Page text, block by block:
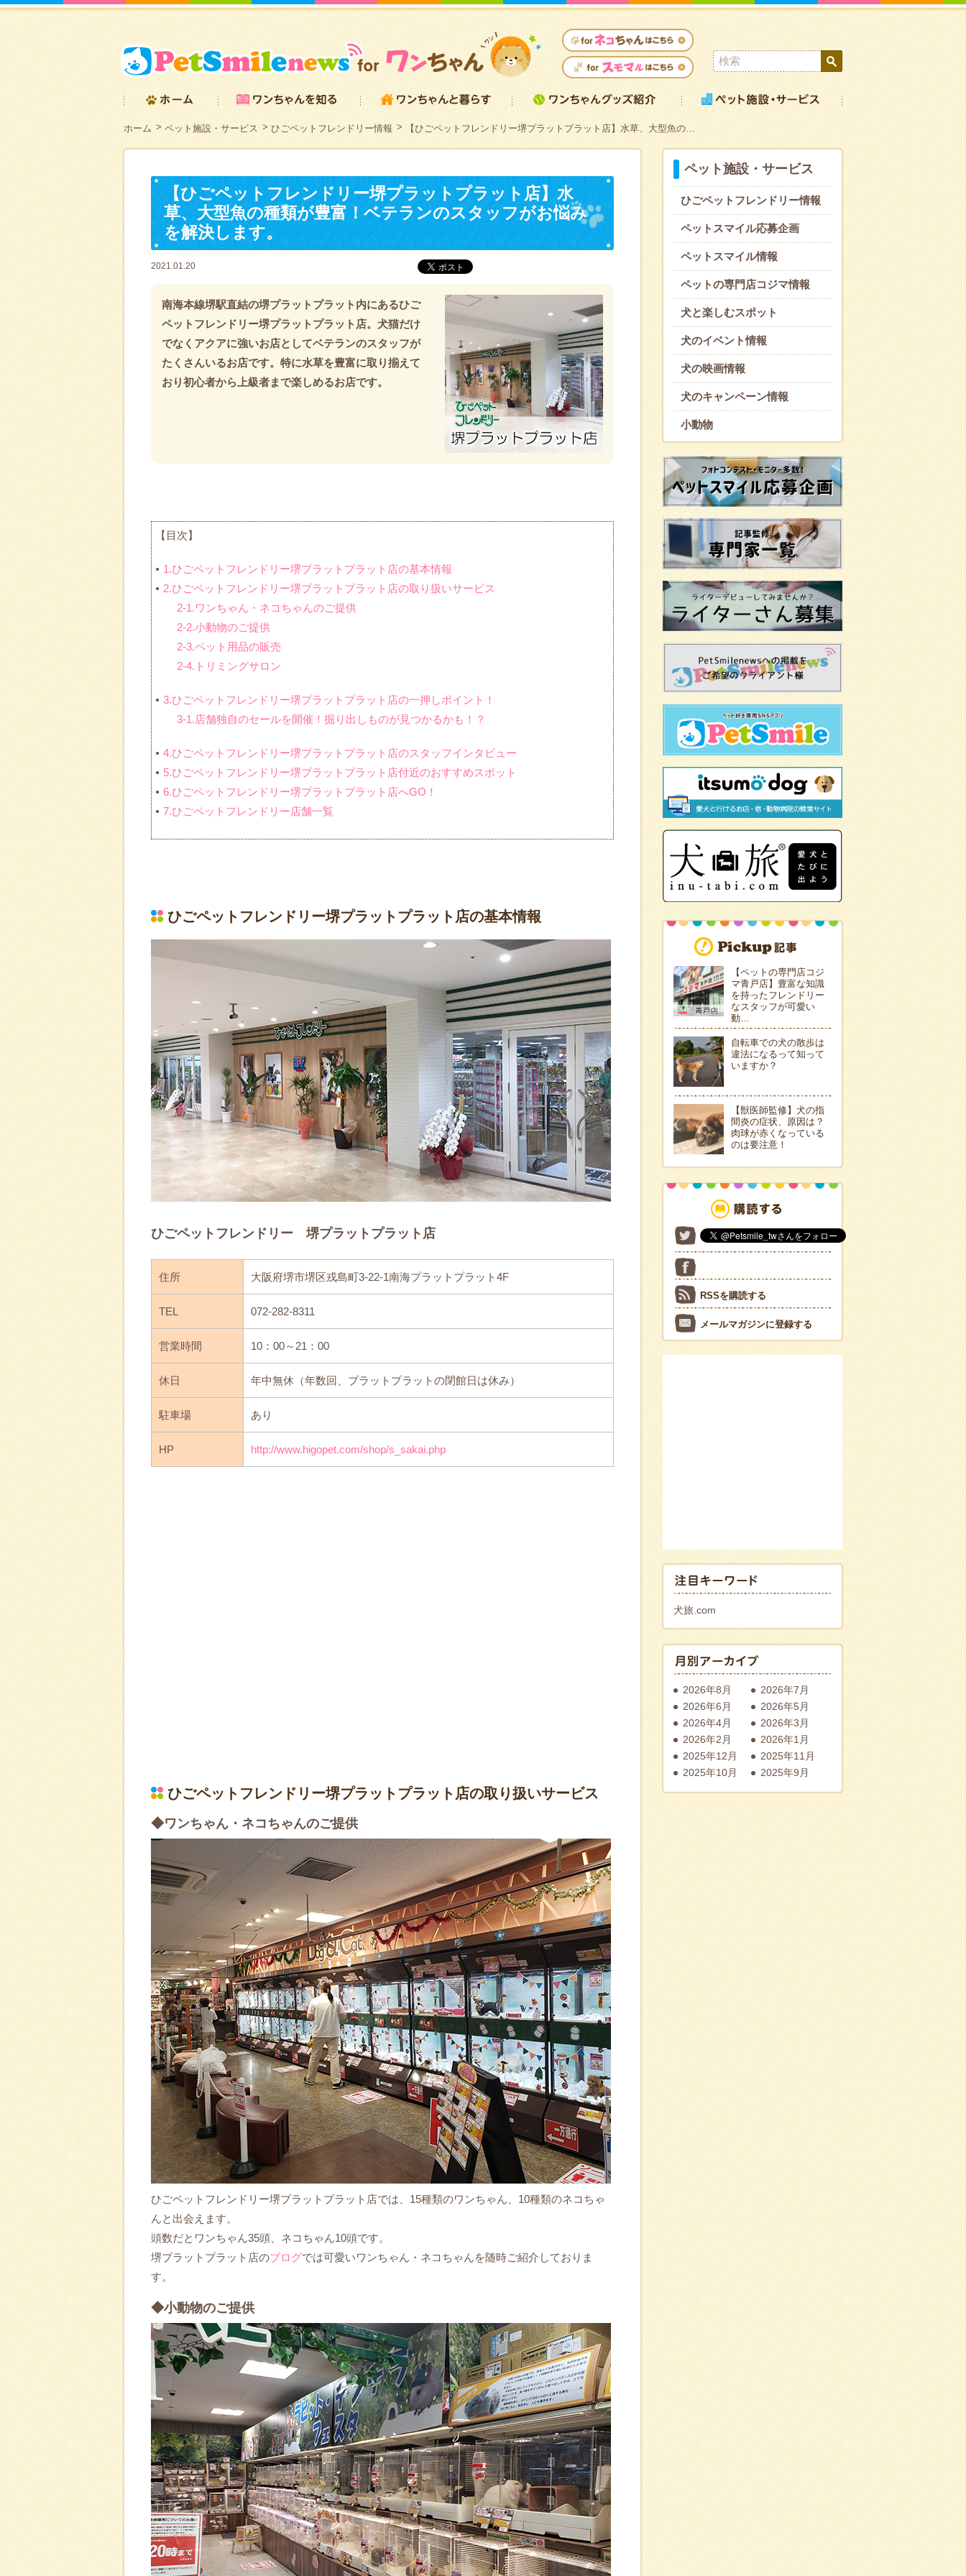
ホーム ペット施設・サービス ひごペットフレンドリー情報 【ひごペットフレンドリー堺プラットプラット店】水草、大型魚の…
【ひごペットフレンドリー堺プラットプラット店】水
草、大型魚の種類が豊富！ベテランのスタッフがお悩み
を解決します。
2021.01.20
南海本線堺駅直結の堺プラットプラット内にあるひご
ペットフレンドリー堺プラットプラット店。犬猫だけ
でなくアクアに強いお店としてベテランのスタッフが
たくさんいるお店です。特に水草を豊富に取り揃えて
おり初心者から上級者まで楽しめるお店です。
【目次】
1.ひごペットフレンドリー堺プラットプラット店の基本情報
2.ひごペットフレンドリー堺プラットプラット店の取り扱いサービス
2-1.ワンちゃん・ネコちゃんのご提供
2-2.小動物のご提供
2-3.ペット用品の販売
2-4.トリミングサロン
3.ひごペットフレンドリー堺プラットプラット店の一押しポイント！
3-1.店舗独自のセールを開催！掘り出しものが見つかるかも！？
4.ひごペットフレンドリー堺プラットプラット店のスタッフインタビュー
5.ひごペットフレンドリー堺プラットプラット店付近のおすすめスポット
6.ひごペットフレンドリー堺プラットプラット店へGO！
7.ひごペットフレンドリー店舗一覧
ひごペットフレンドリー堺プラットプラット店の基本情報
ひごペットフレンドリー 堺プラットプラット店
住所 大阪府堺市堺区戎島町3-22-1南海プラットプラット4F
TEL 072-282-8311
営業時間 10：00～21：00
休日 年中無休（年数回、プラットプラットの閉館日は休み）
駐車場 あり
HP http://www.higopet.com/shop/s_sakai.php
ひごペットフレンドリー堺プラットプラット店の取り扱いサービス
◆ワンちゃん・ネコちゃんのご提供
ひごペットフレンドリー堺プラットプラット店では、15種類のワンちゃん、10種類のネコちゃ
んと出会えます。
頭数だとワンちゃん35頭、ネコちゃん10頭です。
堺プラットプラット店のブログでは可愛いワンちゃん・ネコちゃんを随時ご紹介しておりま
す。
◆小動物のご提供
ペット施設・サービス
ひごペットフレンドリー情報
ペットスマイル応募企画
ペットスマイル情報
ペットの専門店コジマ情報
犬と楽しむスポット
犬のイベント情報
犬の映画情報
犬のキャンペーン情報
小動物
【ペットの専門店コジ
マ青戸店】豊富な知識
を持ったフレンドリー
なスタッフが可愛い
動…
自転車での犬の散歩は
違法になるって知って
いますか？
【獣医師監修】犬の指
間炎の症状、原因は？
肉球が赤くなっている
のは要注意！
RSSを購読する
メールマガジンに登録する
犬旅.com
2026年8月
2026年7月
2026年6月
2026年5月
2026年4月
2026年3月
2026年2月
2026年1月
2025年12月
2025年11月
2025年10月
2025年9月